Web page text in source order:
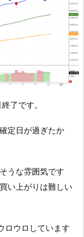
了です。
定日が過ぎたか
うな雰囲気です
い上がりは難しい
ロウロしています